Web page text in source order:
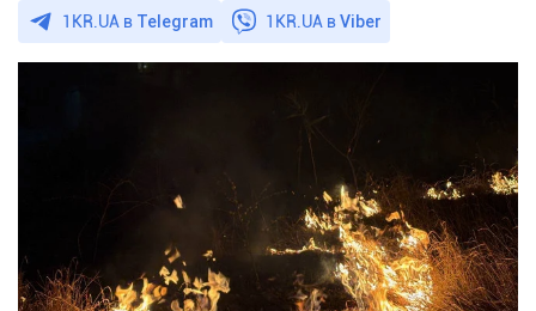
1KR.UA в Telegram 1KR.UA вViber